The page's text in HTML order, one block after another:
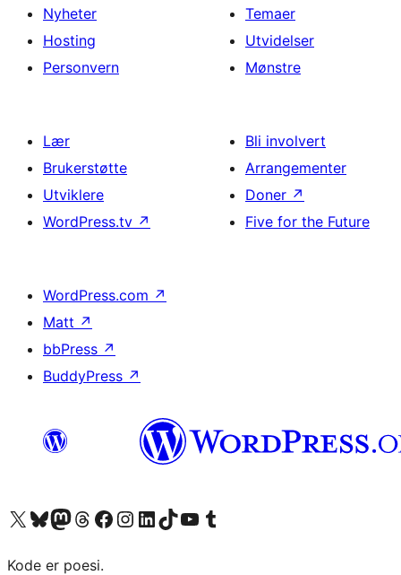
Nyheter
Hosting
Personvern
Temaer
Utvidelser
Mønstre
Lær
Brukerstøtte
Utviklere
WordPress.tv ↗
Bli involvert
Arrangementer
Doner ↗
Five for the Future
WordPress.com ↗
Matt ↗
bbPress ↗
BuddyPress ↗
Besøk vår konto på X Visit our Bluesky account
Besøk vår Mastodon-konto
Visit our Threads account
Besøk vår Facebook-sideBesøk vår Instagram-konto
Besøk vår LinkedIn-konto
Visit our TikTok account
Visit our YouTube channel
Visit our Tumblr account
Kode er poesi.